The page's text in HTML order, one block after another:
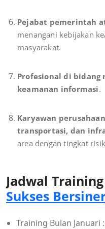
Pejabat pemerintah
menangani kebijakan
masyarakat.
Profesional di bidang
keamanan informasi.
Karyawan
transportasi, dan
area dengan tingkat
Jadwal Training
Sukses
Training Bulan Januari